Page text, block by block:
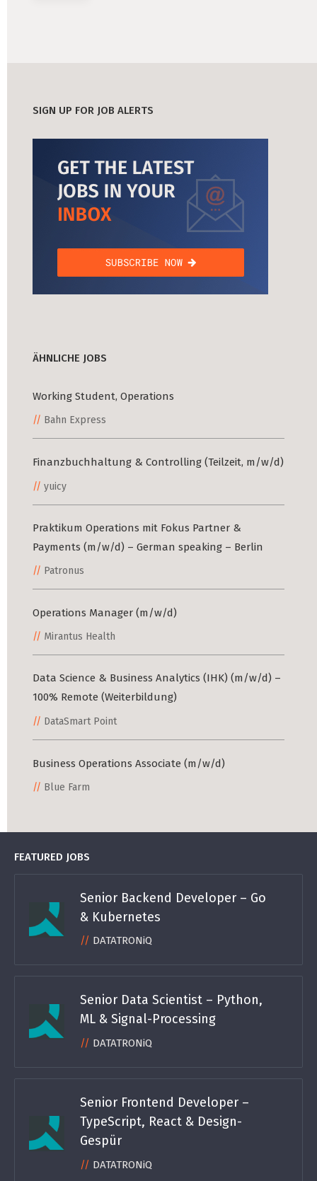
SIGN UP FOR JOB ALERTS
ÄHNLICHE JOBS
Working Student, Operations
Bahn Express
Finanzbuchhaltung & Controlling (Teilzeit, m/w/d)
yuicy
Praktikum Operations mit Fokus Partner &
Payments (m/w/d) – German speaking – Berlin
Patronus
Operations Manager (m/w/d)
Mirantus Health
Data Science & Business Analytics (IHK) (m/w/d) –
100% Remote (Weiterbildung)
DataSmart Point
Business Operations Associate (m/w/d)
Blue Farm
FEATURED JOBS
Senior Backend Developer – Go
& Kubernetes
DATATRONiQ
Senior Data Scientist – Python,
ML & Signal-Processing
DATATRONiQ
Senior Frontend Developer –
TypeScript, React & Design-
Gespür
DATATRONiQ